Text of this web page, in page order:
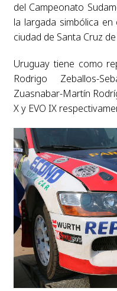
del Campeonato
la largada simbólica
ciudad de Santa Cruz
Uruguay tiene como
Rodrigo Zeballos-
Zuasnabar-Martín
X y EVO IX